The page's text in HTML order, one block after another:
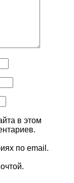
в этом
по email.